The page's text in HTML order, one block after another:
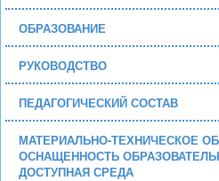
ОБРАЗОВАНИЕ
РУКОВОДСТВО
ПЕДАГОГИЧЕСКИЙ СОСТАВ
МАТЕРИАЛЬНО-ТЕХНИЧЕСКОЕ
ОСНАЩЕННОСТЬ
ДОСТУПНАЯ СРЕДА